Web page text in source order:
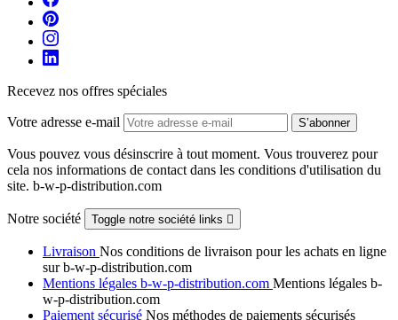
Recevez nos offres spéciales
Votre adresse e-mail
Vous pouvez vous désinscrire à tout moment. Vous trouverez pour
cela nos informations de contact dans les conditions d'utilisation du
site. b-w-p-distribution.com
Notre société Toggle notre société links 
Livraison Nos conditions de livraison pour les achats en ligne
sur b-w-p-distribution.com
Mentions légales b-w-p-distribution.com Mentions légales b-
w-p-distribution.com
Paiement sécurisé Nos méthodes de paiements sécurisés